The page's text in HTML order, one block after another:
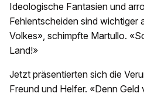
Ideologische Fantasien und
Fehlentscheiden sind wichtiger
Volkes», schimpfte Martullo.
Land!»
Jetzt präsentierten sich die
Freund und Helfer. «Denn Geld